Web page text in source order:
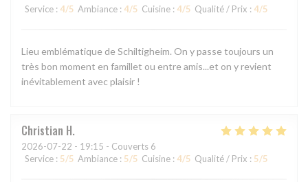
Service : 4/5 Ambiance : 4/5 Cuisine : 4/5 Qualité / Prix : 4/5
Lieu emblématique de Schiltigheim. On y passe toujours un
très bon moment en famillet ou entre amis...et on y revient
inévitablement avec plaisir !
Christian H
2026-07-22 - 19:15 - Couverts 6
Service : 5/5 Ambiance : 5/5 Cuisine : 4/5 Qualité / Prix : 5/5